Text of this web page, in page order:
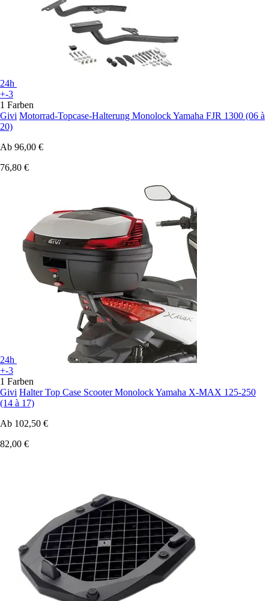
24h
+-3
1 Farben
Givi Motorrad-Topcase-Halterung Monolock Yamaha FJR 1300 (06 à
20)
Ab 96,00 €
76,80 €
24h
+-3
1 Farben
Givi Halter Top Case Scooter Monolock Yamaha X-MAX 125-250
(14 à 17)
Ab 102,50 €
82,00 €